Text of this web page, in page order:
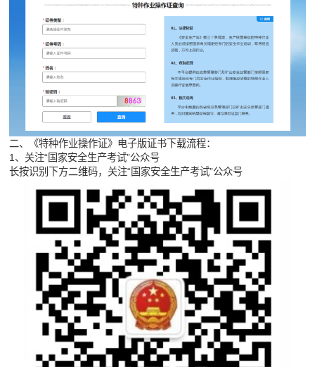
二、《特种作业操作证》电子版证书下载流程：
1、关注“国家安全生产考试”公众号
长按识别下方二维码，关注“国家安全生产考试”公众号